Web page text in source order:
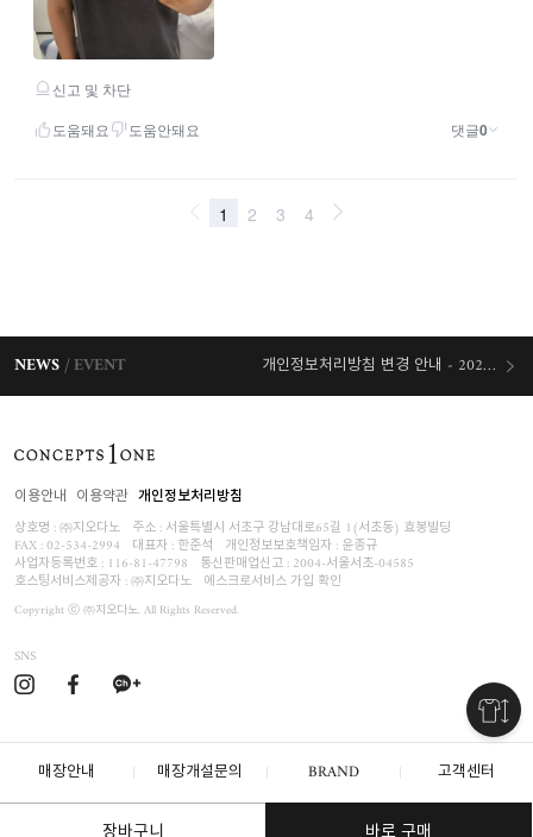
NEWS EVENT 개인정보처리방침 변경 안내 - 2026/07/30 시행
이용안내 이용약관 개인정보처리방침
상호명 : ㈜지오다노 주소 : 서울특별시 서초구 강남대로65길 1(서초동) 효봉빌딩
FAX : 02-534-2994 대표자 : 한준석 개인정보보호책임자 : 윤종규
사업자등록번호 : 116-81-47798 통신판매업신고 : 2004-서울서초-04585
호스팅서비스제공자 : ㈜지오다노 에스크로서비스 가입 확인
Copyright ⓒ ㈜지오다노. All Rights Reserved.
SNS
매장안내 매장개설문의 BRAND 고객센터